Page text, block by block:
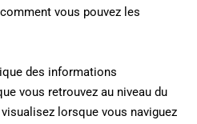
vous pouvez les
des informations
vous retrouvez au niveau du
lorsque vous naviguez